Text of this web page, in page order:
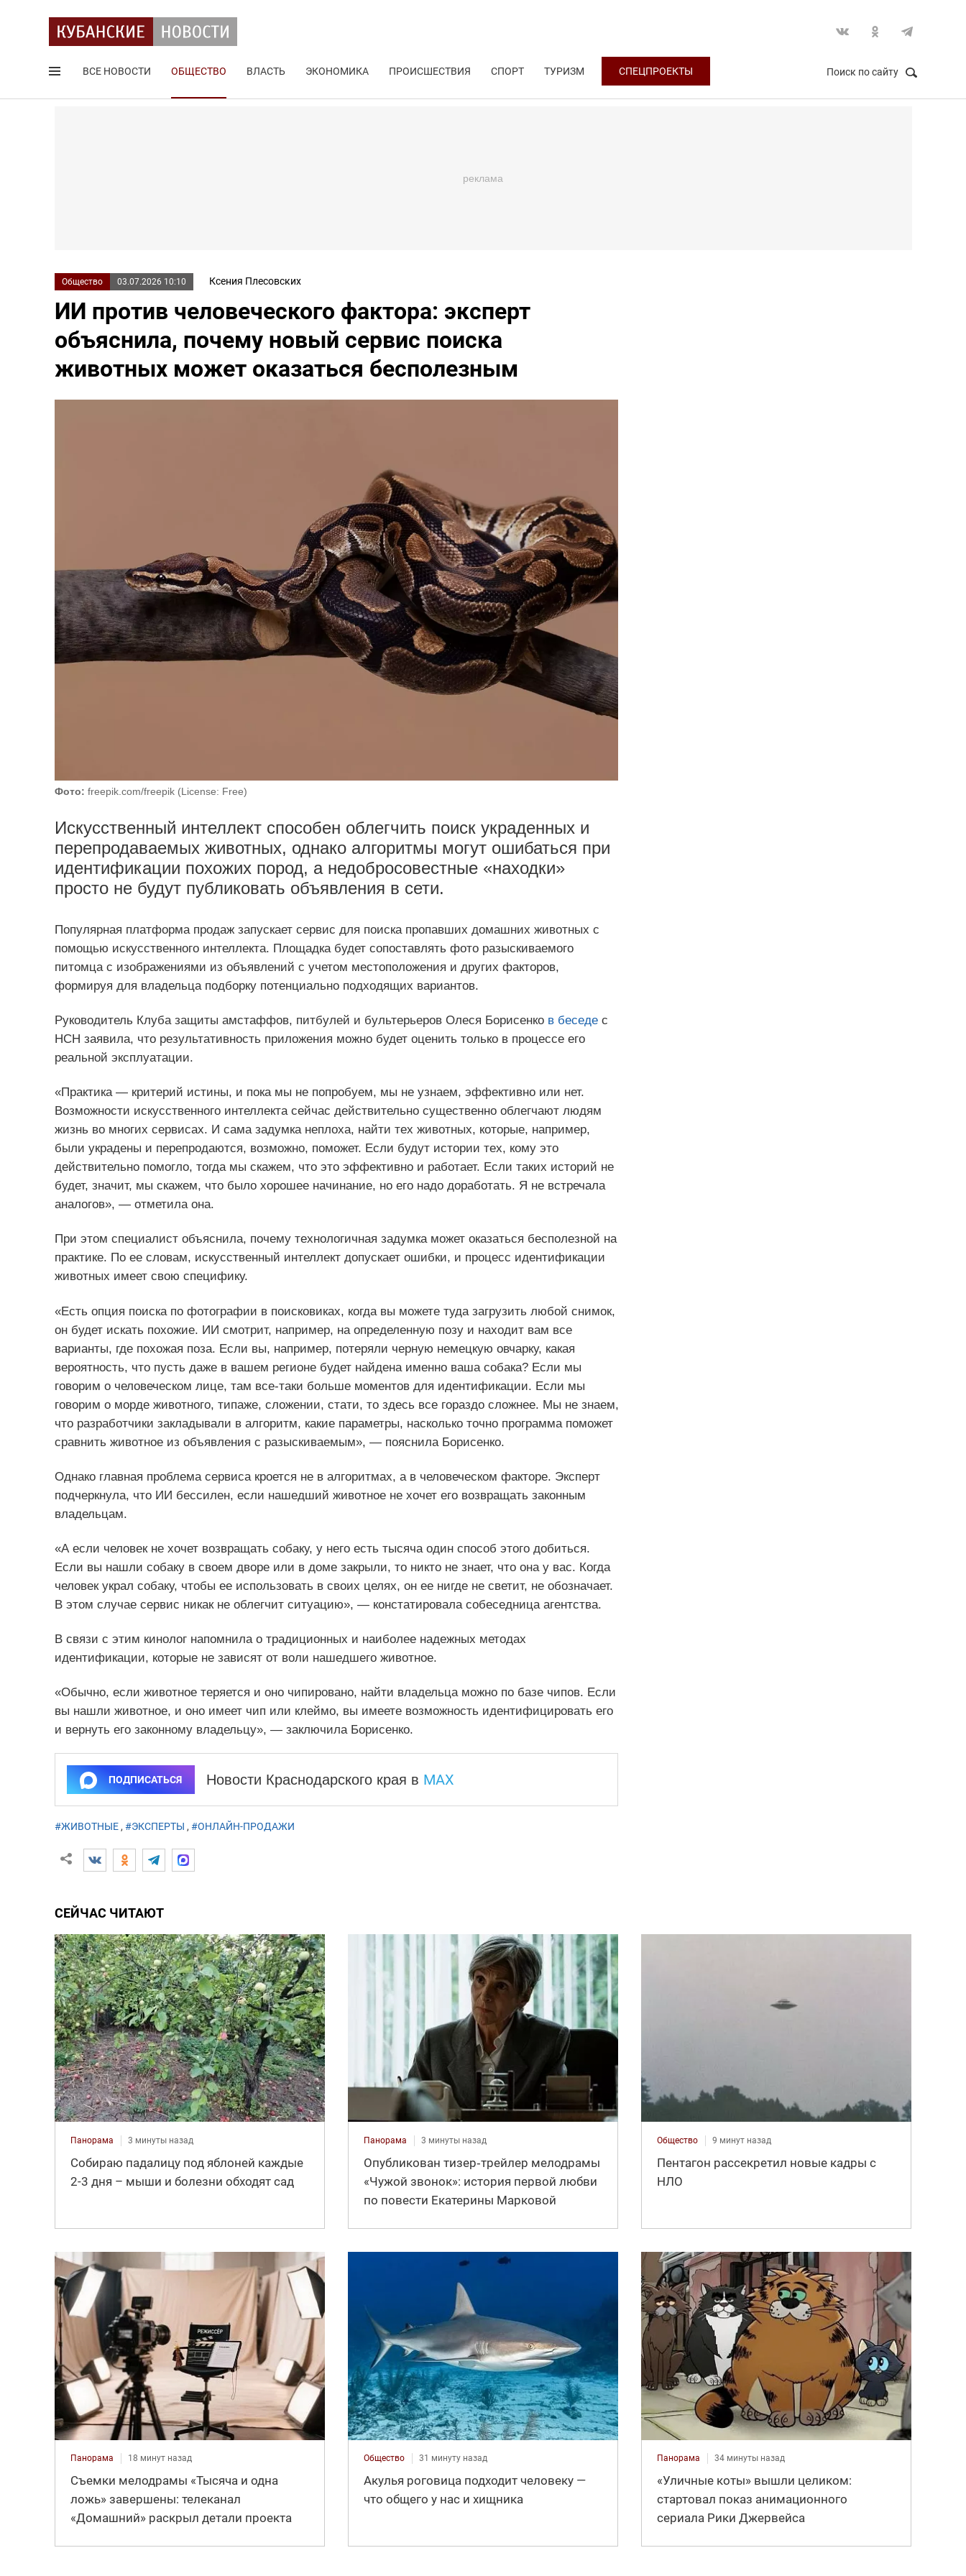
ВСЕ НОВОСТИ ОБЩЕСТВО ВЛАСТЬ ЭКОНОМИКА ПРОИСШЕСТВИЯ СПОРТ ТУРИЗМ СПЕЦПРОЕКТЫ Поиск по сайту
Общество 03.07.2026 10:10 Ксения Плесовских
ИИ против человеческого фактора: эксперт
объяснила, почему новый сервис поиска
животных может оказаться бесполезным
Фото: freepik.com/freepik (License: Free)
Искусственный интеллект способен облегчить поиск украденных и
перепродаваемых животных, однако алгоритмы могут ошибаться при
идентификации похожих пород, а недобросовестные «находки»
просто не будут публиковать объявления в сети.
Популярная платформа продаж запускает сервис для поиска пропавших домашних животных с
помощью искусственного интеллекта. Площадка будет сопоставлять фото разыскиваемого
питомца с изображениями из объявлений с учетом местоположения и других факторов,
формируя для владельца подборку потенциально подходящих вариантов.
Руководитель Клуба защиты амстаффов, питбулей и бультерьеров Олеся Борисенко в беседес
НСН заявила, что результативность приложения можно будет оценить только в процессе его
реальной эксплуатации.
«Практика — критерий истины, и пока мы не попробуем, мы не узнаем, эффективно или нет.
Возможности искусственного интеллекта сейчас действительно существенно облегчают людям
жизнь во многих сервисах. И сама задумка неплоха, найти тех животных, которые, например,
были украдены и перепродаются, возможно, поможет. Если будут истории тех, кому это
действительно помогло, тогда мы скажем, что это эффективно и работает. Если таких историй не
будет, значит, мы скажем, что было хорошее начинание, но его надо доработать. Я не встречала
аналогов», — отметила она.
При этом специалист объяснила, почему технологичная задумка может оказаться бесполезной на
практике. По ее словам, искусственный интеллект допускает ошибки, и процесс идентификации
животных имеет свою специфику.
«Есть опция поиска по фотографии в поисковиках, когда вы можете туда загрузить любой снимок,
он будет искать похожие. ИИ смотрит, например, на определенную позу и находит вам все
варианты, где похожая поза. Если вы, например, потеряли черную немецкую овчарку, какая
вероятность, что пусть даже в вашем регионе будет найдена именно ваша собака? Если мы
говорим о человеческом лице, там все-таки больше моментов для идентификации. Если мы
говорим о морде животного, типаже, сложении, стати, то здесь все гораздо сложнее. Мы не знаем,
что разработчики закладывали в алгоритм, какие параметры, насколько точно программа поможет
сравнить животное из объявления с разыскиваемым», — пояснила Борисенко.
Однако главная проблема сервиса кроется не в алгоритмах, а в человеческом факторе. Эксперт
подчеркнула, что ИИ бессилен, если нашедший животное не хочет его возвращать законным
владельцам.
«А если человек не хочет возвращать собаку, у него есть тысяча один способ этого добиться.
Если вы нашли собаку в своем дворе или в доме закрыли, то никто не знает, что она у вас. Когда
человек украл собаку, чтобы ее использовать в своих целях, он ее нигде не светит, не обозначает.
В этом случае сервис никак не облегчит ситуацию», — констатировала собеседница агентства.
В связи с этим кинолог напомнила о традиционных и наиболее надежных методах
идентификации, которые не зависят от воли нашедшего животное.
«Обычно, если животное теряется и оно чипировано, найти владельца можно по базе чипов. Если
вы нашли животное, и оно имеет чип или клеймо, вы имеете возможность идентифицировать его
и вернуть его законному владельцу», — заключила Борисенко.
ПОДПИСАТЬСЯ Новости Краснодарского края в MAX
#ЖИВОТНЫЕ, #ЭКСПЕРТЫ , #ОНЛАЙН-ПРОДАЖИ
СЕЙЧАС ЧИТАЮТ
Панорама 3 минуты назад
Собираю падалицу под яблоней каждые
2-3 дня – мыши и болезни обходят сад
Панорама 3 минуты назад
Опубликован тизер‑трейлер мелодрамы
«Чужой звонок»: история первой любви
по повести Екатерины Марковой
Общество 9 минут назад
Пентагон рассекретил новые кадры с
НЛО
Панорама 18 минут назад
Съемки мелодрамы «Тысяча и одна
ложь» завершены: телеканал
«Домашний» раскрыл детали проекта
Общество 31 минуту назад
Акулья роговица подходит человеку —
что общего у нас и хищника
Панорама 34 минуты назад
«Уличные коты» вышли целиком:
стартовал показ анимационного
сериала Рики Джервейса